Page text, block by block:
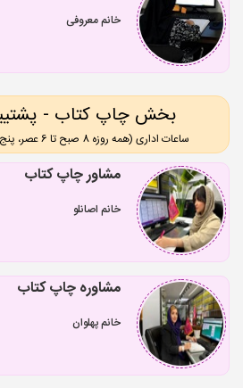
خانم معروفی
بخش چاپ کتاب -
ساعات اداری (همه روزه 8 صبح تا 6 عصر، پنج شنبه ها تا 3 عصر )
مشاور چاپ کتاب
خانم اصانلو
مشاوره چاپ کتاب
خانم پهلوان